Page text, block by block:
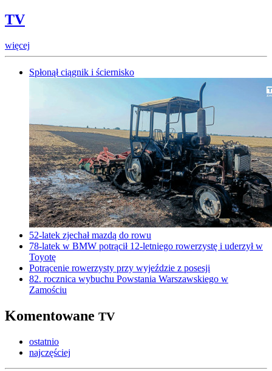
TV
więcej
Spłonął ciągnik i ściernisko
52-latek zjechał mazdą do rowu
78-latek w BMW potrącił 12-letniego rowerzystę i uderzył w
Toyotę
Potrącenie rowerzysty przy wyjeździe z posesji
82. rocznica wybuchu Powstania Warszawskiego w
Zamościu
Komentowane TV
ostatnio
najczęściej